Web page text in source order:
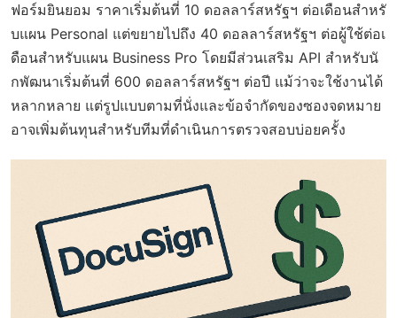
ฟอร์มยินยอม ราคาเริ่มต้นที่ 10 ดอลลาร์สหรัฐฯ ต่อเดือนสำหรั
บแผน Personal แต่ขยายไปถึง 40 ดอลลาร์สหรัฐฯ ต่อผู้ใช้ต่อเ
ดือนสำหรับแผน Business Pro โดยมีส่วนเสริม API สำหรับนั
กพัฒนาเริ่มต้นที่ 600 ดอลลาร์สหรัฐฯ ต่อปี แม้ว่าจะใช้งานได้
หลากหลาย แต่รูปแบบตามที่นั่งและข้อจำกัดของซองจดหมาย
อาจเพิ่มต้นทุนสำหรับทีมที่ดำเนินการตรวจสอบบ่อยครั้ง